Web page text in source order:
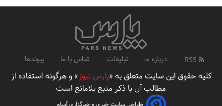
درباره ما تبلیغات تماس با ما پیوندها
کلیه حقوق این سایت متعلق به «پارس نیوز» و هرگونه استفاده از
مطالب آن با ذکر منبع بلامانع است